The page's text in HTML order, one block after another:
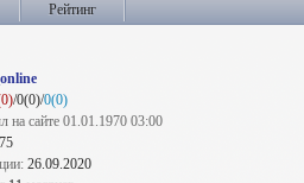
Рейтинг
/0(0)/0(0)
на сайте 01.01.1970 03:00
75
26.09.2020